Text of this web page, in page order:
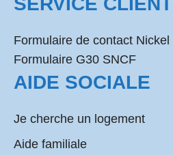
Formulaire de contact Nickel
Formulaire G30 SNCF
AIDE SOCIALE
Je cherche un logement
Aide familiale